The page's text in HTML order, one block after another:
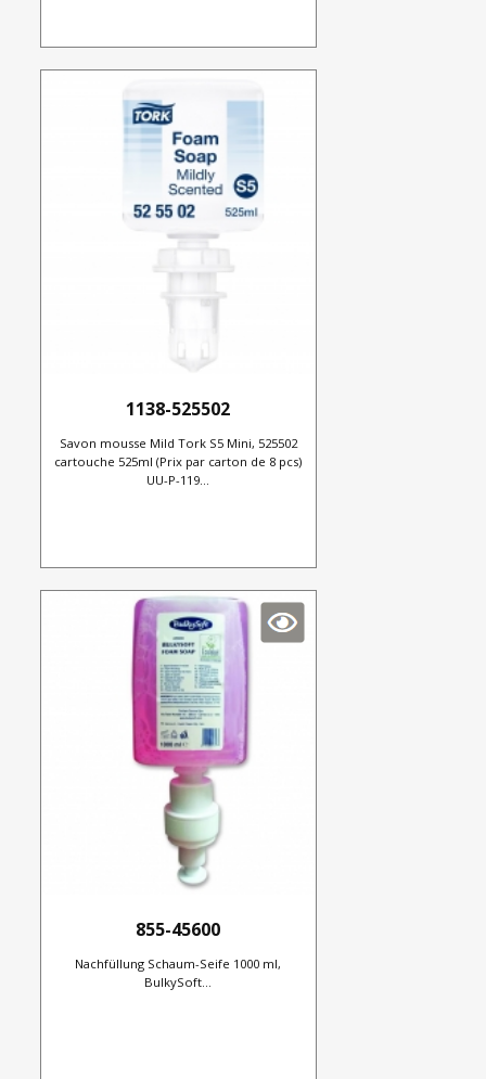
1138-525502
Savon mousse Mild Tork S5 Mini, 525502
cartouche 525ml (Prix par carton de 8 pcs)
UU-P-119...
855-45600
Nachfüllung Schaum-Seife 1000 ml,
BulkySoft...